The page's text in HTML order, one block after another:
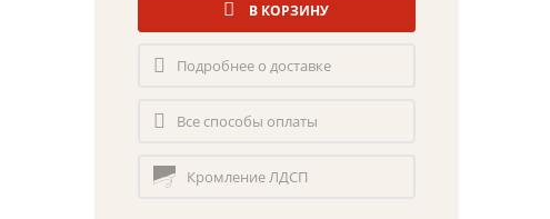
В КОРЗИНУ
Подробнее о доставке
Все способы оплаты
Кромление ЛДСП